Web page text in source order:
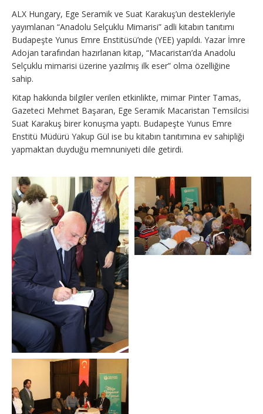
ALX Hungary, Ege Seramik ve Suat Karakuş’un destekleriyle
yayımlanan “Anadolu Selçuklu Mimarisi” adli kitabın tanıtımı
Budapeşte Yunus Emre Enstitüsü’nde (YEE) yapıldı. Yazar İmre
Adojan tarafından hazırlanan kitap, “Macaristan’da Anadolu
Selçuklu mimarisi üzerine yazılmış ilk eser” olma özelliğine
sahip.
Kitap hakkında bilgiler verilen etkinlikte, mimar Pinter Tamas,
Gazeteci Mehmet Başaran, Ege Seramik Macaristan Temsilcisi
Suat Karakuş birer konuşma yaptı. Budapeşte Yunus Emre
Enstitü Müdürü Yakup Gül ise bu kitabın tanıtımına ev sahipliği
yapmaktan duyduğu memnuniyeti dile getirdi.